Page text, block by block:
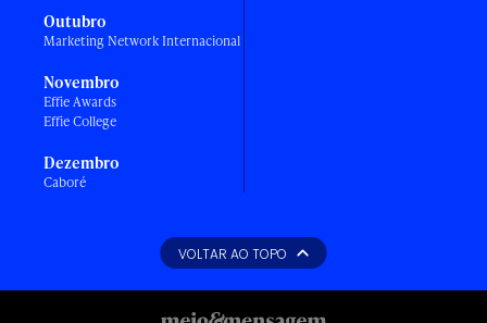
Outubro
Marketing Network Internacional
Novembro
Effie Awards
Effie College
Dezembro
Caboré
VOLTAR AO TOPO